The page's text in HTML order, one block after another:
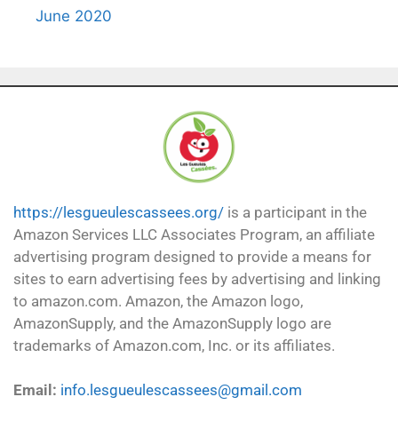
June 2020
https://lesgueulescassees.org/ is a participant in the
Amazon Services LLC Associates Program, an affiliate
advertising program designed to provide a means for
sites to earn advertising fees by advertising and linking
to amazon.com. Amazon, the Amazon logo,
AmazonSupply, and the AmazonSupply logo are
trademarks of Amazon.com, Inc. or its affiliates.
Email: info.lesgueulescassees@gmail.com